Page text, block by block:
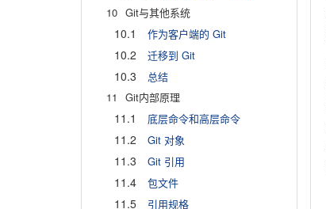
10 Git与其他系统
10.1 作为客户端的 Git
10.2 迁移到 Git
10.3
总结
11
Git内部原理
11.1 底层命令和高层命令
11.2 Git 对象
11.3 Git 引用
11.4 包文件
11.5 引用规格